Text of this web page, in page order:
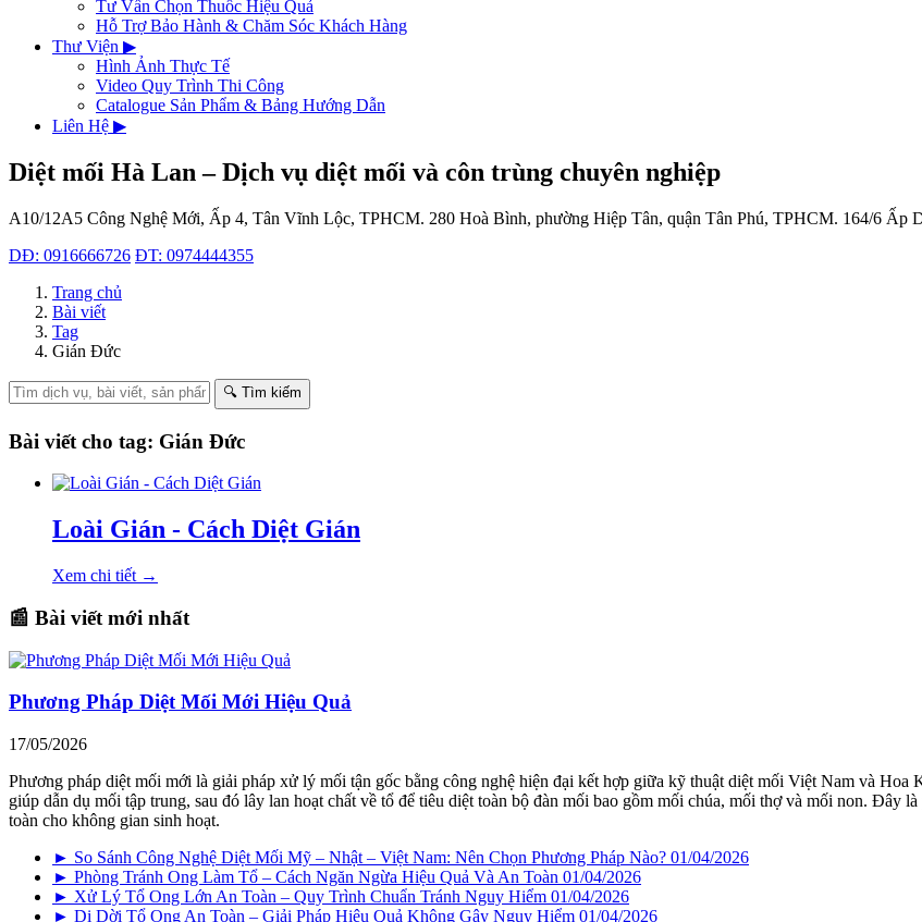
Tư Vấn Chọn Thuốc Hiệu Quả
Hỗ Trợ Bảo Hành & Chăm Sóc Khách Hàng
Thư Viện ▶
Hình Ảnh Thực Tế
Video Quy Trình Thi Công
Catalogue Sản Phẩm & Bảng Hướng Dẫn
Liên Hệ ▶
Diệt mối Hà Lan – Dịch vụ diệt mối và côn trùng chuyên nghiệp
A10/12A5 Công Nghệ Mới, Ấp 4, Tân Vĩnh Lộc, TPHCM. 280 Hoà Bình, phường Hiệp Tân, quận Tân Phú, TPHCM. 164/6 Ấp
DĐ: 0916666726 ĐT: 0974444355
Trang chủ
Bài viết
Tag
Gián Đức
🔍 Tìm kiếm
Bài viết cho tag: Gián Đức
Loài Gián - Cách Diệt Gián
Xem chi tiết →
📰 Bài viết mới nhất
Phương Pháp Diệt Mối Mới Hiệu Quả
17/05/2026
Phương pháp diệt mối mới là giải pháp xử lý mối tận gốc bằng công nghệ hiện đại kết hợp giữa kỹ thuật diệt mối Việt Nam và
giúp dẫn dụ mối tập trung, sau đó lây lan hoạt chất về tổ để tiêu diệt toàn bộ đàn mối bao gồm mối chúa, mối thợ và mối non. Đây
toàn cho không gian sinh hoạt.
► So Sánh Công Nghệ Diệt Mối Mỹ – Nhật – Việt Nam: Nên Chọn Phương Pháp Nào? 01/04/2026
► Phòng Tránh Ong Làm Tổ – Cách Ngăn Ngừa Hiệu Quả Và An Toàn 01/04/2026
► Xử Lý Tổ Ong Lớn An Toàn – Quy Trình Chuẩn Tránh Nguy Hiểm 01/04/2026
► Di Dời Tổ Ong An Toàn – Giải Pháp Hiệu Quả Không Gây Nguy Hiểm 01/04/2026